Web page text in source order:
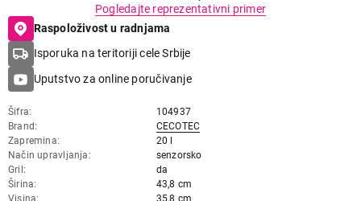
Pogledajte reprezentativni primer
Raspoloživost u radnjama
Isporuka na teritoriji cele Srbije
Uputstvo za online poručivanje
Šifra
104937
Brand
CECOTEC
Zapremina
20 l
Način upravljanja
senzorsko
Gril
da
Širina
43,8 cm
Visina
35,8 cm